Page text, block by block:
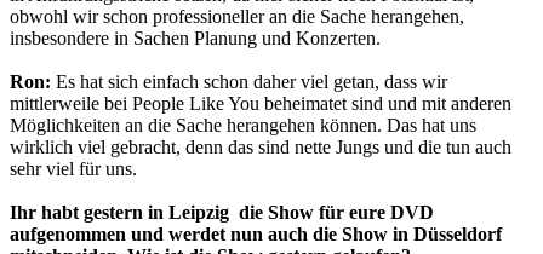
obwohl wir schon professioneller an die Sache herangehen,
insbesondere in Sachen Planung und Konzerten.
Ron: Es hat sich einfach schon daher viel getan, dass wir
mittlerweile bei People Like You beheimatet sind und mit anderen
Möglichkeiten an die Sache herangehen können. Das hat uns
wirklich viel gebracht, denn das sind nette Jungs und die tun auch
sehr viel für uns.
Ihr habt gestern in Leipzig die Show für eure DVD
aufgenommen und werdet nun auch die Show in Düsseldorf